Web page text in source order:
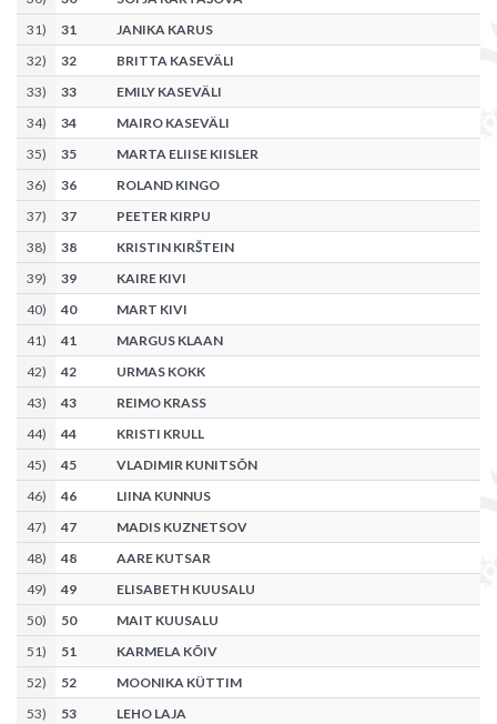
31) 31
JANIKA KARUS
32) 32
BRITTA KASEVÄLI
33) 33
EMILY KASEVÄLI
34) 34
MAIRO KASEVÄLI
35) 35
MARTA ELIISE KIISLER
36) 36
ROLAND KINGO
37) 37
PEETER KIRPU
38) 38
KRISTIN KIRŠTEIN
39) 39
KAIRE KIVI
40) 40
MART KIVI
41) 41
MARGUS KLAAN
42) 42
URMAS KOKK
43) 43
REIMO KRASS
44) 44
KRISTI KRULL
45) 45
VLADIMIR KUNITSÕN
46) 46
LIINA KUNNUS
47) 47
MADIS KUZNETSOV
48) 48
AARE KUTSAR
49) 49
ELISABETH KUUSALU
50) 50
MAIT KUUSALU
51) 51
KARMELA KÕIV
52) 52
MOONIKA KÜTTIM
53) 53
LEHO LAJA